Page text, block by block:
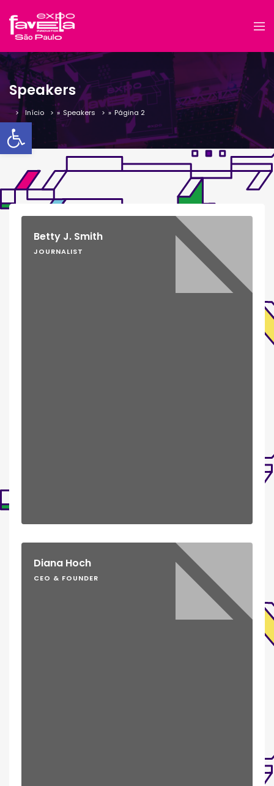
Barra de Ferramentas
Speakers
Início » Speakers » Página 2
Betty J. Smith
JOURNALIST
Diana Hoch
CEO & FOUNDER